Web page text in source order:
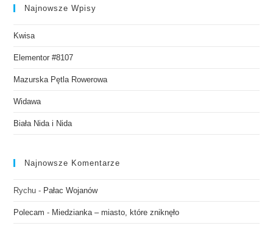
Najnowsze Wpisy
Kwisa
Elementor #8107
Mazurska Pętla Rowerowa
Widawa
Biała Nida i Nida
Najnowsze Komentarze
Rychu - Pałac Wojanów
Polecam - Miedzianka – miasto, które zniknęło